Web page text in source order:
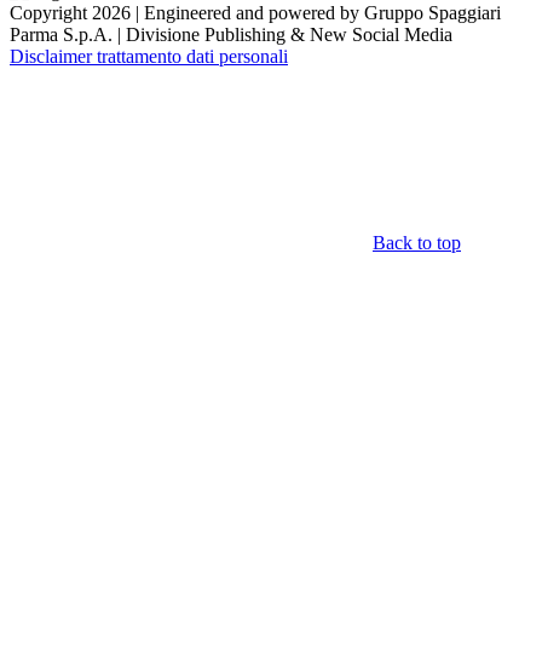
Copyright 2026 | Engineered and powered by Gruppo Spaggiari
Parma S.p.A. | Divisione Publishing & New Social Media
Disclaimer trattamento dati personali
Back to top